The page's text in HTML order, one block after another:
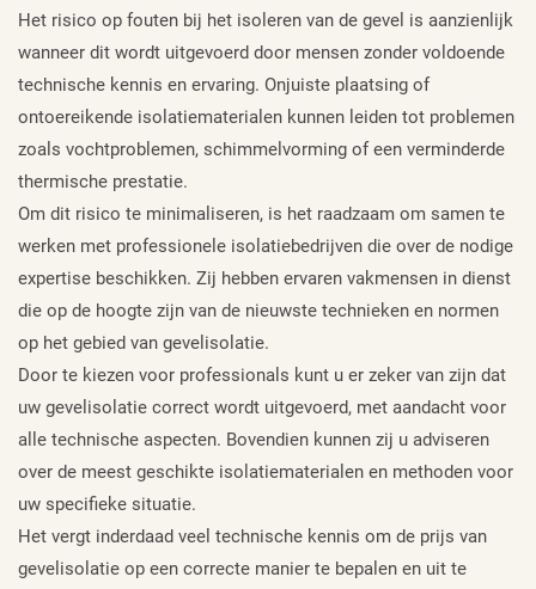
Het risico op fouten bij het isoleren van de gevel is aanzienlijk
wanneer dit wordt uitgevoerd door mensen zonder voldoende
technische kennis en ervaring. Onjuiste plaatsing of
ontoereikende isolatiematerialen kunnen leiden tot problemen
zoals vochtproblemen, schimmelvorming of een verminderde
thermische prestatie.
Om dit risico te minimaliseren, is het raadzaam om samen te
werken met professionele isolatiebedrijven die over de nodige
expertise beschikken. Zij hebben ervaren vakmensen in dienst
die op de hoogte zijn van de nieuwste technieken en normen
op het gebied van gevelisolatie.
Door te kiezen voor professionals kunt u er zeker van zijn dat
uw gevelisolatie correct wordt uitgevoerd, met aandacht voor
alle technische aspecten. Bovendien kunnen zij u adviseren
over de meest geschikte isolatiematerialen en methoden voor
uw specifieke situatie.
Het vergt inderdaad veel technische kennis om de prijs van
gevelisolatie op een correcte manier te bepalen en uit te